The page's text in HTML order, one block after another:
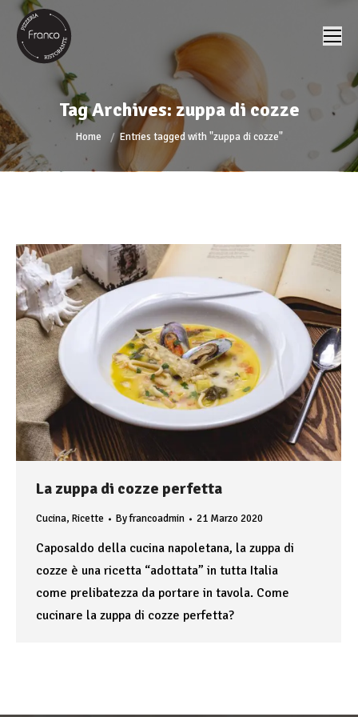
Tag Archives: zuppa di cozze
You are here:
Home Entries tagged with "zuppa di cozze"
La zuppa di cozze perfetta
Cucina, Ricette Byfrancoadmin 21 Marzo 2020
Caposaldo della cucina napoletana, la zuppa di
cozze è una ricetta “adottata” in tutta Italia
come prelibatezza da portare in tavola. Come
cucinare la zuppa di cozze perfetta?